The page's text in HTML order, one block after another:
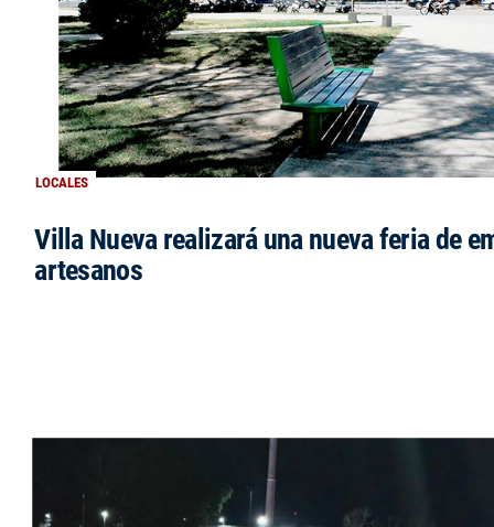
LOCALES
Villa Nueva realizará una nueva feria de
artesanos